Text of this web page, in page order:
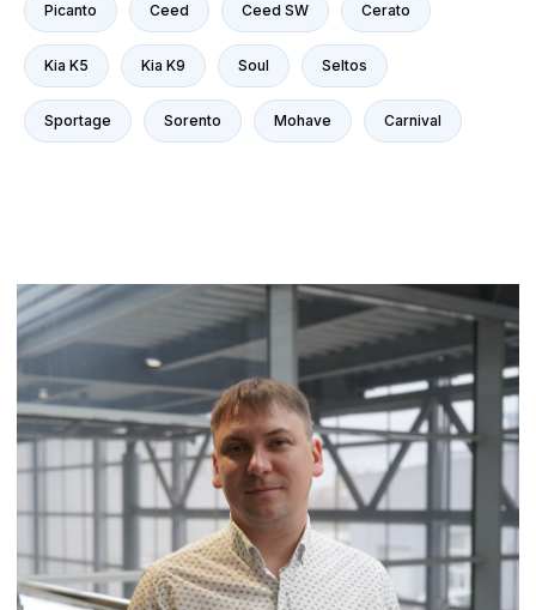
Picanto Ceed Ceed SW Cerato
Kia K5 Kia K9 Soul Seltos
Sportage Sorento Mohave Carnival